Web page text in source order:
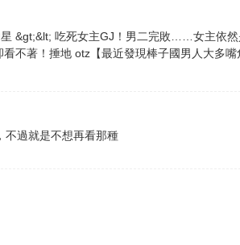
&gt;&lt; 吃死女主GJ！男二完敗……女主依然
不著！捶地 otz【最近發現棒子國男人大多
不過就是不想再看那種